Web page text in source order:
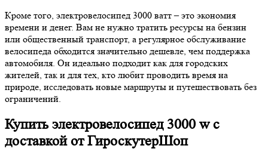
Кроме того, электровелосипед 3000 ватт – это экономия
времени и денег. Вам не нужно тратить ресурсы на бензин
или общественный транспорт, а регулярное обслуживание
велосипеда обходится значительно дешевле, чем поддержка
автомобиля. Он идеально подходит как для городских
жителей, так и для тех, кто любит проводить время на
природе, исследовать новые маршруты и путешествовать без
ограничений.
Купить электровелосипед 3000 w с
доставкой от ГироскутерШоп